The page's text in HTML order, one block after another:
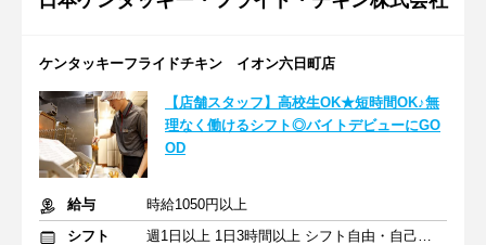
ケンタッキーフライドチキン イオン六日町店
【店舗スタッフ】高校生OK★短時間OK♪無
理なく働けるシフト◎バイトデビューにGO
OD
給与
時給1050円以上
シフト
週1日以上 1日3時間以上 シフト自由・自己申告